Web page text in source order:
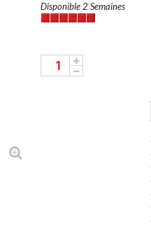
Disponible 2 Semaines